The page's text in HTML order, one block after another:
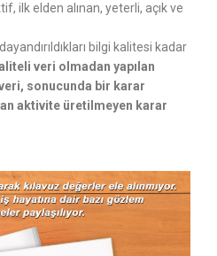
ilk elden alınan, yeterli, açık ve
bilgi kalitesi kadar
veri olmadan yapılan
sonucunda bir karar
aktivite üretilmeyen karar